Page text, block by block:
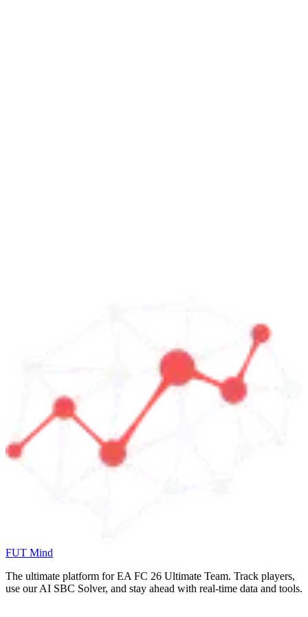
FUT Mind
The ultimate platform for EA FC 26 Ultimate Team. Track players,
use our AI SBC Solver, and stay ahead with real-time data and tools.